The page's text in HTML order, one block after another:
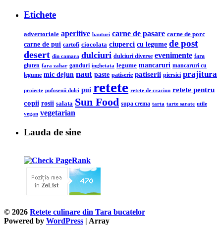
Etichete
advertoriale aperitive bauturi carne de pasare carne de porc
carne de pui cartofi ciocolata ciuperci cu legume de post
desert din camara dulciuri dulciuri diverse evenimente fara
gluten fara zahar ganduri inghetata legume mancaruri mancaruri cu
legume mic dejun naut paste patiserie patiserii piersici prajitura
proiecte pufosenii dulci pui retete retete de craciun retete pentru
copii rosii salata Sun Food supa crema tarta tarte sarate utile
vegan vegetarian
Lauda de sine
© 2026 Retete culinare din Tara bucatelor
Powered by WordPress | Array